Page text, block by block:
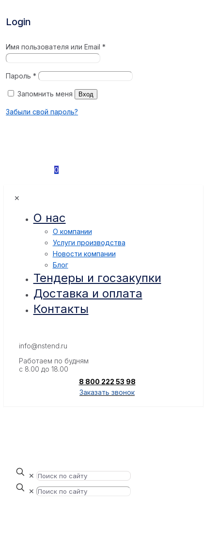
Login
Имя пользователя или Email*
Пароль*
Запомнить меня Вход
Забыли свой пароль?
0
✕
О нас
О компании
Услуги производства
Новости компании
Блог
Тендеры и госзакупки
Доставка и оплата
Контакты
info@nstend.ru
Работаем по будням
с 8.00 до 18.00
8 800 222 53 98
Заказать звонок
✕
✕